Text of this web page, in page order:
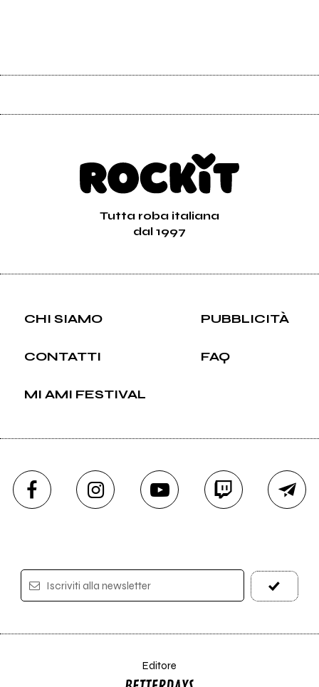
Tutta roba italiana
dal 1997
CHI SIAMO PUBBLICITÀ
CONTATTI FAQ
MI AMI FESTIVAL
Iscriviti alla newsletter
Editore